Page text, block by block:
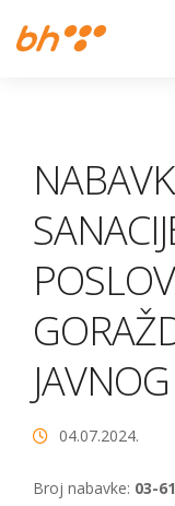
04.07.2024.
Broj nabavke: 03-